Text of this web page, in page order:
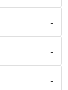
-
-
-